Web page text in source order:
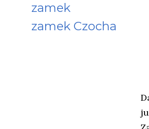
zamek
zamek Czocha